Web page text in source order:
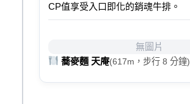
CP值享受入口即化的銷魂牛排。
無圖片
蕎麥麵 天庵(617m，步行 8 分鐘)